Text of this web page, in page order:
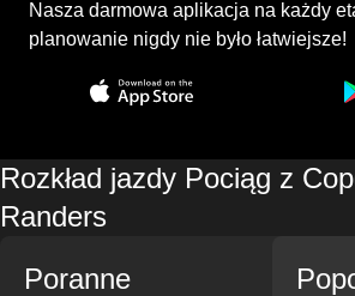
Nasza darmowa aplikacja na każdy
planowanie nigdy nie było łatwiejsze!
Rozkład jazdy Pociąg z
Randers
Poranne